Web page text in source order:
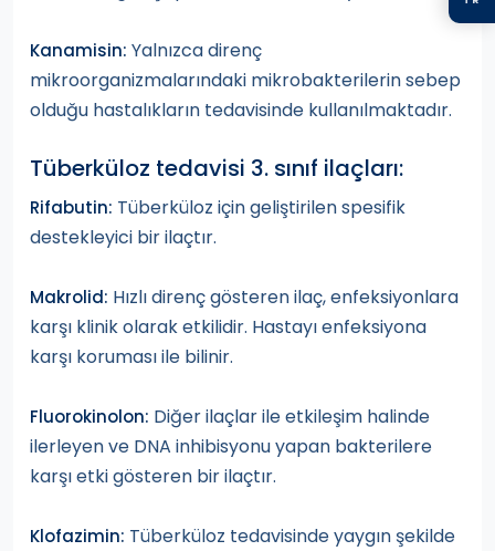
Kanamisin: Yalnızca direnç
mikroorganizmalarındaki mikrobakterilerin sebep
olduğu hastalıkların tedavisinde kullanılmaktadır.
Tüberküloz tedavisi 3. sınıf ilaçları:
Rifabutin: Tüberküloz için geliştirilen spesifik
destekleyici bir ilaçtır.
Makrolid: Hızlı direnç gösteren ilaç, enfeksiyonlara
karşı klinik olarak etkilidir. Hastayı enfeksiyona
karşı koruması ile bilinir.
Fluorokinolon: Diğer ilaçlar ile etkileşim halinde
ilerleyen ve DNA inhibisyonu yapan bakterilere
karşı etki gösteren bir ilaçtır.
Klofazimin: Tüberküloz tedavisinde yaygın şekilde